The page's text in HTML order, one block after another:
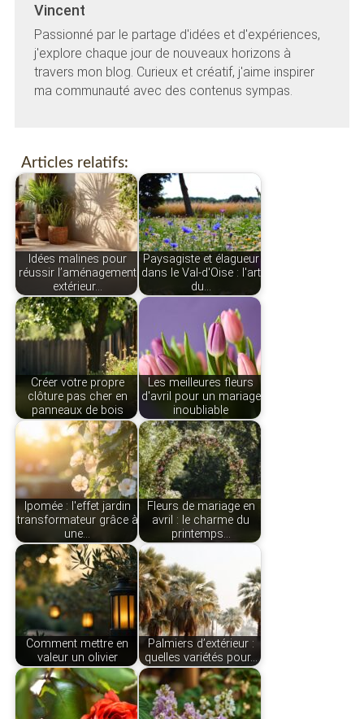
Vincent
Passionné par le partage d'idées et d'expériences,
j'explore chaque jour de nouveaux horizons à
travers mon blog. Curieux et créatif, j'aime inspirer
ma communauté avec des contenus sympas.
Articles relatifs:
Idées malines pour
réussir l’aménagement
extérieur…
Paysagiste et élagueur
dans le Val-d'Oise : l'art
du…
Créer votre propre
clôture pas cher en
panneaux de bois
Les meilleures fleurs
d'avril pour un mariage
inoubliable
Ipomée : l'effet jardin
transformateur grâce à
une…
Fleurs de mariage en
avril : le charme du
printemps…
Comment mettre en
valeur un olivier
Palmiers d’extérieur :
quelles variétés pour…